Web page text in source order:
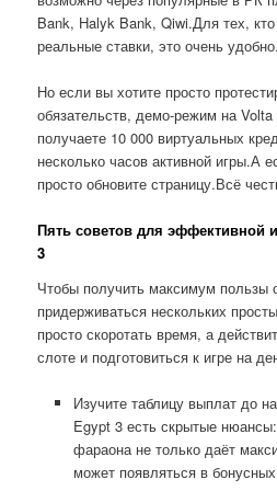
Bank, Halyk Bank, Qiwi.Для тех,
реальные ставки, это очень удобно.
Но если вы хотите просто
обязательств, демо-режим на
получаете 10 000 виртуальных
несколько часов активной игры.А
просто обновите страницу.Всё
Пять советов для эффективной
3
Чтобы получить максимум пользы
придерживаться нескольких
просто скоротать время, а
слоте и подготовиться к игре на
Изучите таблицу выплат до
Egypt 3 есть скрытые
фараона не только даёт
может появляться в